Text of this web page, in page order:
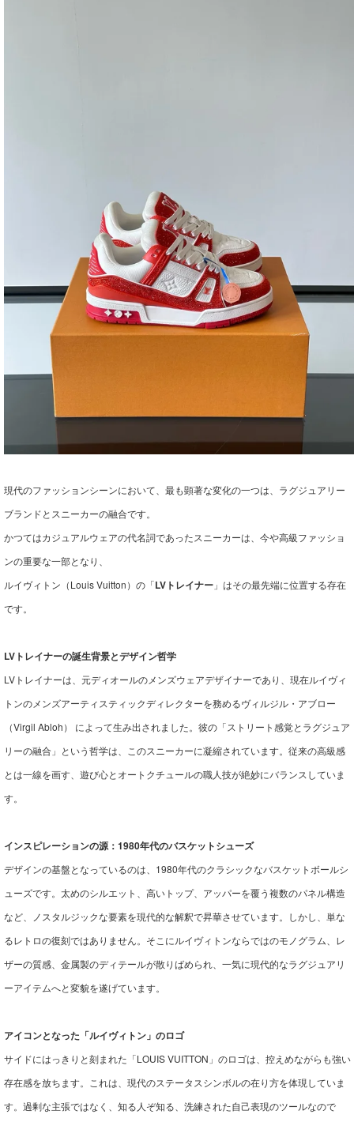
現代のファッションシーンにおいて、最も顕著な変化の一つは、ラグジュアリー
ブランドとスニーカーの融合です。
かつてはカジュアルウェアの代名詞であったスニーカーは、今や高級ファッショ
ンの重要な一部となり、
ルイヴィトン（Louis Vuitton）の「LVトレイナー 」はその最先端に位置する存在
です。
LVトレイナーの誕生背景とデザイン哲学
LVトレイナーは、元ディオールのメンズウェアデザイナーであり、現在ルイヴィ
トンのメンズアーティスティックディレクターを務めるヴィルジル・アブロー
（Virgil Abloh） によって生み出されました。彼の「ストリート感覚とラグジュア
リーの融合」という哲学は、このスニーカーに凝縮されています。従来の高級感
とは一線を画す、遊び心とオートクチュールの職人技が絶妙にバランスしていま
す。
インスピレーションの源：1980年代のバスケットシューズ
デザインの基盤となっているのは、1980年代のクラシックなバスケットボールシ
ューズです。太めのシルエット、高いトップ、アッパーを覆う複数のパネル構造
など、ノスタルジックな要素を現代的な解釈で昇華させています。しかし、単な
るレトロの復刻ではありません。そこにルイヴィトンならではのモノグラム、レ
ザーの質感、金属製のディテールが散りばめられ、一気に現代的なラグジュアリ
ーアイテムへと変貌を遂げています。
アイコンとなった「ルイヴィトン」のロゴ
サイドにはっきりと刻まれた「LOUIS VUITTON」のロゴは、控えめながらも強い
存在感を放ちます。これは、現代のステータスシンボルの在り方を体現していま
す。過剰な主張ではなく、知る人ぞ知る、洗練された自己表現のツールなので